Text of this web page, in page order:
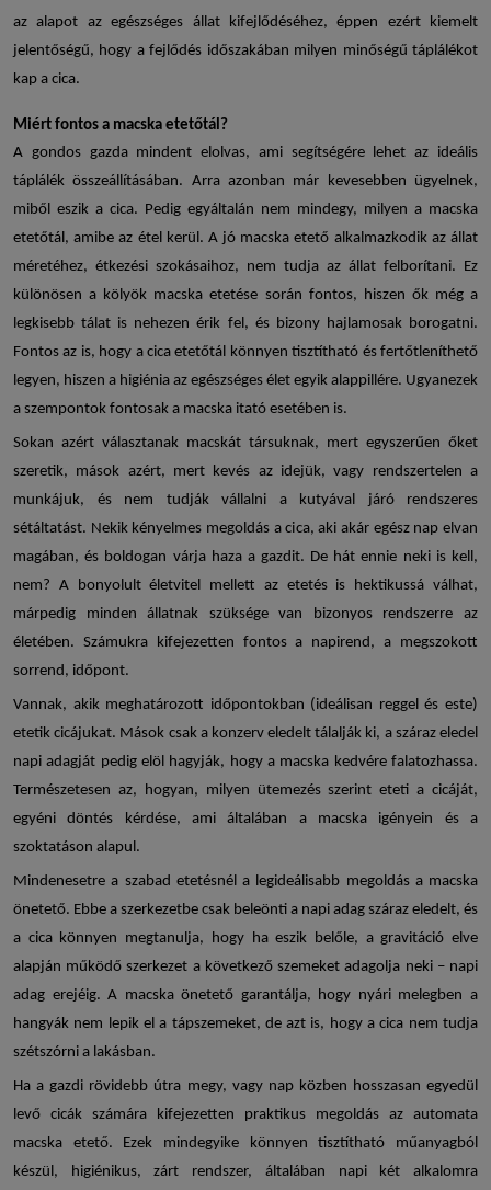
az alapot az egészséges állat kifejlődéséhez, éppen ezért kiemelt
jelentőségű, hogy a fejlődés időszakában milyen minőségű táplálékot
kap a cica.
Miért fontos a macska etetőtál ?
A gondos gazda mindent elolvas, ami segítségére lehet az ideális
táplálék összeállításában. Arra azonban már kevesebben ügyelnek,
miből eszik a cica. Pedig egyáltalán nem mindegy, milyen a macska
etetőtál, amibe az étel kerül. A jó macska etető alkalmazkodik az állat
méretéhez, étkezési szokásaihoz, nem tudja az állat felborítani. Ez
különösen a kölyök macska etetése során fontos, hiszen ők még a
legkisebb tálat is nehezen érik fel, és bizony hajlamosak borogatni.
Fontos az is, hogy a cica etetőtál könnyen tisztítható és fertőtleníthető
legyen, hiszen a higiénia az egészséges élet egyik alappillére. Ugyanezek
a szempontok fontosak a macska itató esetében is.
Sokan azért választanak macskát társuknak, mert egyszerűen őket
szeretik, mások azért, mert kevés az idejük, vagy rendszertelen a
munkájuk, és nem tudják vállalni a kutyával járó rendszeres
sétáltatást. Nekik kényelmes megoldás a cica, aki akár egész nap elvan
magában, és boldogan várja haza a gazdit. De hát ennie neki is kell,
nem? A bonyolult életvitel mellett az etetés is hektikussá válhat,
márpedig minden állatnak szüksége van bizonyos rendszerre az
életében. Számukra kifejezetten fontos a napirend, a megszokott
sorrend, időpont.
Vannak, akik meghatározott időpontokban (ideálisan reggel és este)
etetik cicájukat. Mások csak a konzerv eledelt tálalják ki, a száraz eledel
napi adagját pedig elöl hagyják, hogy a macska kedvére falatozhassa.
Természetesen az, hogyan, milyen ütemezés szerint eteti a cicáját,
egyéni döntés kérdése, ami általában a macska igényein és a
szoktatáson alapul.
Mindenesetre a szabad etetésnél a legideálisabb megoldás a macska
önetető. Ebbe a szerkezetbe csak beleönti a napi adag száraz eledelt, és
a cica könnyen megtanulja, hogy ha eszik belőle, a gravitáció elve
alapján működő szerkezet a következő szemeket adagolja neki – napi
adag erejéig. A macska önetető garantálja, hogy nyári melegben a
hangyák nem lepik el a tápszemeket, de azt is, hogy a cica nem tudja
szétszórni a lakásban.
Ha a gazdi rövidebb útra megy, vagy nap közben hosszasan egyedül
levő cicák számára kifejezetten praktikus megoldás az automata
macska etető. Ezek mindegyike könnyen tisztítható műanyagból
készül, higiénikus, zárt rendszer, általában napi két alkalomra